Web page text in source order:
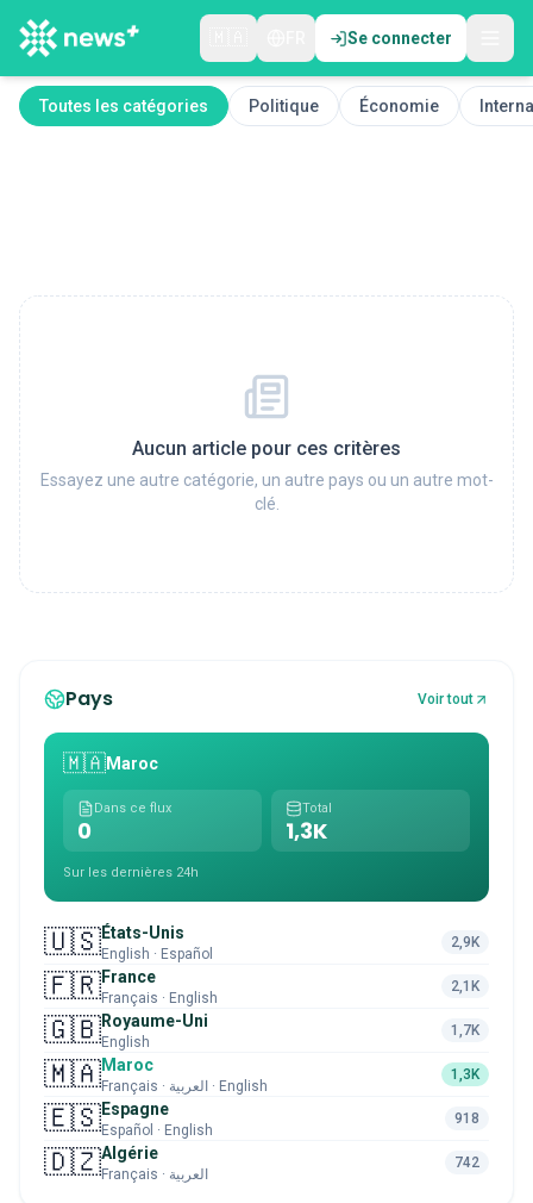
Se connecter
Toutes les catégories Politique Économie
Aucun article pour ces critères
Essayez une autre catégorie, un autre pays ou un autre mot-
clé.
Pays Voir tout
🇲🇦Maroc
Dans ce flux
0
Total
1,3K
Sur les dernières 24h
🇺🇸États-Unis
English · Español
2,9K
🇫🇷France
Français · English
2,1K
🇬🇧Royaume-Uni
English
1,7K
🇲🇦Maroc
Français · العربية · English
1,3K
🇪🇸Espagne
Español · English
918
🇩🇿Algérie
Français · العربية
742